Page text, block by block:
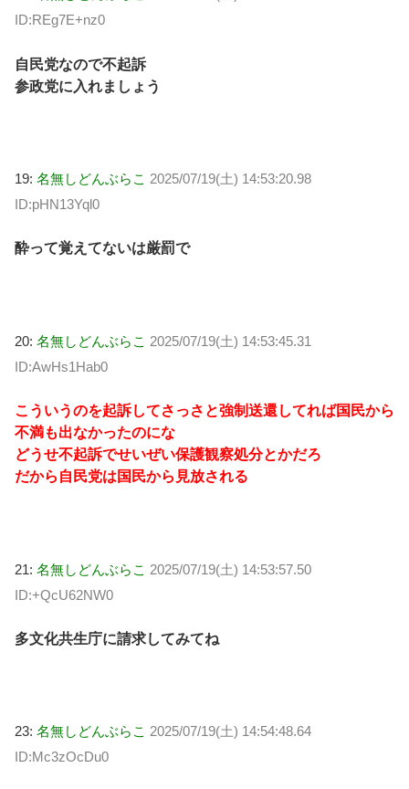
ID:REg7E+nz0
自民党なので不起訴
参政党に入れましょう
19: 名無しどんぶらこ 2025/07/19(土) 14:53:20.98
ID:pHN13Yql0
酔って覚えてないは厳罰で
20: 名無しどんぶらこ 2025/07/19(土) 14:53:45.31
ID:AwHs1Hab0
こういうのを起訴してさっさと強制送還してれば国民から
不満も出なかったのにな
どうせ不起訴でせいぜい保護観察処分とかだろ
だから自民党は国民から見放される
21: 名無しどんぶらこ 2025/07/19(土) 14:53:57.50
ID:+QcU62NW0
多文化共生庁に請求してみてね
23: 名無しどんぶらこ 2025/07/19(土) 14:54:48.64
ID:Mc3zOcDu0